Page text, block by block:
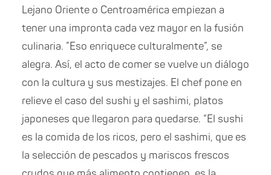
Lejano Oriente o Centroamérica empiezan a
tener una impronta cada vez mayor en la fusión
culinaria. ”Eso enriquece culturalmente”, se
alegra. Así, el acto de comer se vuelve un diálogo
con la cultura y sus mestizajes. El chef pone en
relieve el caso del sushi y el sashimi, platos
japoneses que llegaron para quedarse. “El sushi
es la comida de los ricos, pero el sashimi, que es
la selección de pescados y mariscos frescos